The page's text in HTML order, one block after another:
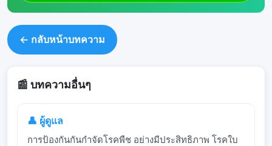
← กลับหน้าบทความ
📰 บทความอื่นๆ
👤 ผู้ดูแล
การป้องกันกันกำจัดโรคพืช อย่างมีประสิทธิภาพ โรคใบ